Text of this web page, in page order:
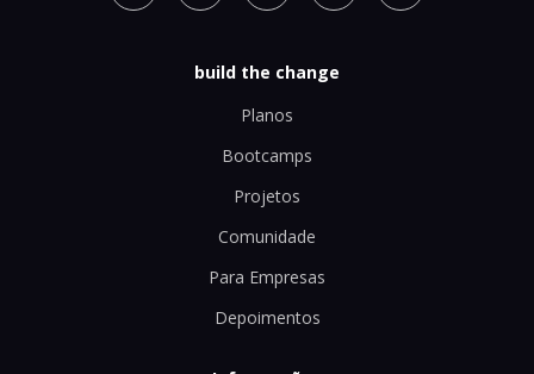
build the change
Planos
Bootcamps
Projetos
Comunidade
Para Empresas
Depoimentos